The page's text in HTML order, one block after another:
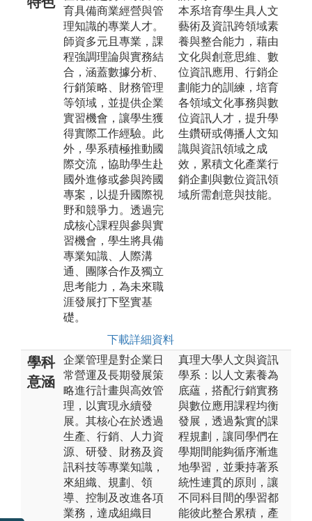
育具備商業經營與管
理知識的專業人才。
師資多元且專業，課
程強調理論與實務結
合，涵蓋數據分析、
行銷策略、財務管理
等領域，並提供企業
實習機會，讓學生獲
得實際工作經驗。此
外，學系積極推動國
際交流，協助學生赴
國外進修或參與跨國
專案，以提升國際視
野和競爭力。透過完
成核心課程與參與實
習機會，學生將具備
專業知識、人際溝
通、團隊合作及獨立
思考能力，為未來職
涯發展打下堅實基
礎。
下載詳細資料
本系培育學生具人文
藝術及資訊跨領域素
養與整合能力，藉由
文化與創意思維、數
位資訊應用、行銷企
劃能力的訓練，培育
各領域文化事務與數
位資訊人才，提升學
生鑽研或傳播人文知
識與資訊領域之成
效，累積文化產業行
銷企劃與數位資訊領
域所需創意與技能。
學科
意涵
企業管理是對企業日
常營運及長期發展策
略進行計畫與高效管
理，以實現永續發
展。其核心在於透過
生產、行銷、人力資
源、研發、財務及資
訊科技等專業知識，
來組織、規劃、領
導、控制及改進各項
業務，達成組織目
真理大學人文與資訊
學系：以人文素養為
底蘊，搭配行銷實務
與數位應用課程均衡
發展，透過紮實的課
程規劃，讓同學們在
學期間能夠循序漸進
地學習，並秉持著系
統性連貫的原則，讓
不同科目間的學習都
能彼此整合累積，產